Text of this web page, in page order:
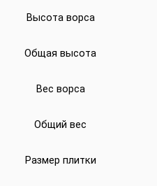
Высота ворса
Общая высота
Вес ворса
Общий вес
Размер плитки